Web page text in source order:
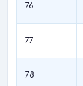
76
77
78